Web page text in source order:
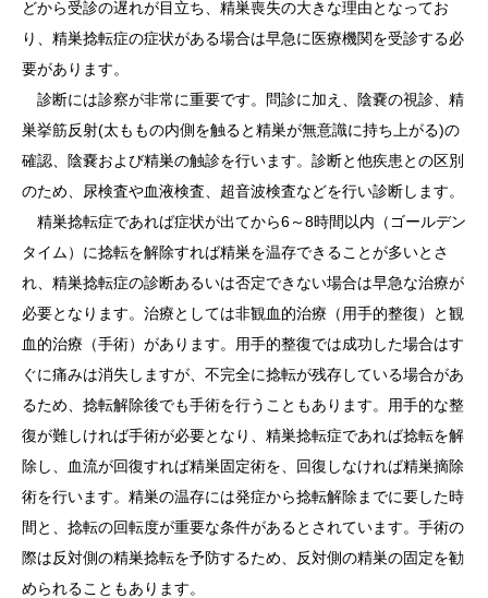
どから受診の遅れが目立ち、精巣喪失の大きな理由となってお
り、精巣捻転症の症状がある場合は早急に医療機関を受診する必
要があります。
診断には診察が非常に重要です。問診に加え、陰嚢の視診、精
巣挙筋反射(太ももの内側を触ると精巣が無意識に持ち上がる)の
確認、陰嚢および精巣の触診を行います。診断と他疾患との区別
のため、尿検査や血液検査、超音波検査などを行い診断します。
精巣捻転症であれば症状が出てから6～8時間以内（ゴールデン
タイム）に捻転を解除すれば精巣を温存できることが多いとさ
れ、精巣捻転症の診断あるいは否定できない場合は早急な治療が
必要となります。治療としては非観血的治療（用手的整復）と観
血的治療（手術）があります。用手的整復では成功した場合はす
ぐに痛みは消失しますが、不完全に捻転が残存している場合があ
るため、捻転解除後でも手術を行うこともあります。用手的な整
復が難しければ手術が必要となり、精巣捻転症であれば捻転を解
除し、血流が回復すれば精巣固定術を、回復しなければ精巣摘除
術を行います。精巣の温存には発症から捻転解除までに要した時
間と、捻転の回転度が重要な条件があるとされています。手術の
際は反対側の精巣捻転を予防するため、反対側の精巣の固定を勧
められることもあります。